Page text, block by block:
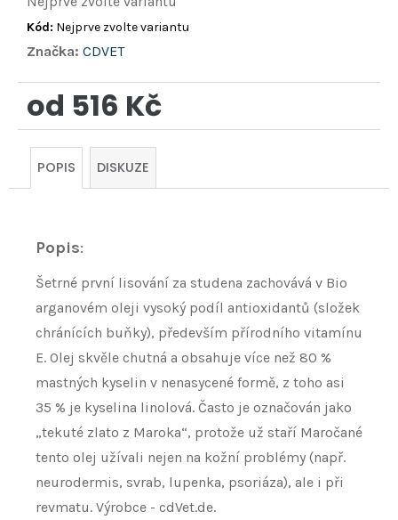
Kód: Nejprve zvolte variantu
Značka: CDVET
od 516 Kč
Měrná
POPIS DISKUZE
Popis:
Šetrné první lisování za studena zachovává v Bio
arganovém oleji vysoký podíl antioxidantů (složek
chránících buňky), především přírodního vitamínu
E. Olej skvěle chutná a obsahuje více než 80 %
mastných kyselin v nenasycené formě, z toho asi
35 % je kyselina linolová. Často je označován jako
„tekuté zlato z Maroka“, protože už staří Maročané
tento olej užívali nejen na kožní problémy (např.
neurodermis, svrab, lupenka, psoriáza), ale i při
revmatu. Výrobce - cdVet.de.